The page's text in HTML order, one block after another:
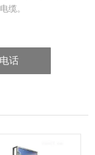
缆。
话